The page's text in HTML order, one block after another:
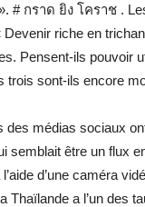
# กราด ยิง โคราช .
riche en
Pensent-ils pouvoir
trois sont-ils encore
des médias sociaux
semblait être un flux
d’une caméra
Thaïlande a l’un des